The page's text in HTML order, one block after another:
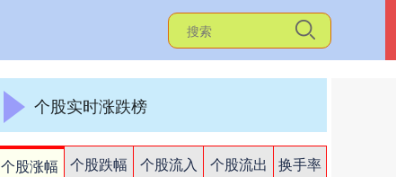
个股实时涨跌榜
个股涨幅 个股跌幅 个股流入 个股流出
换手率